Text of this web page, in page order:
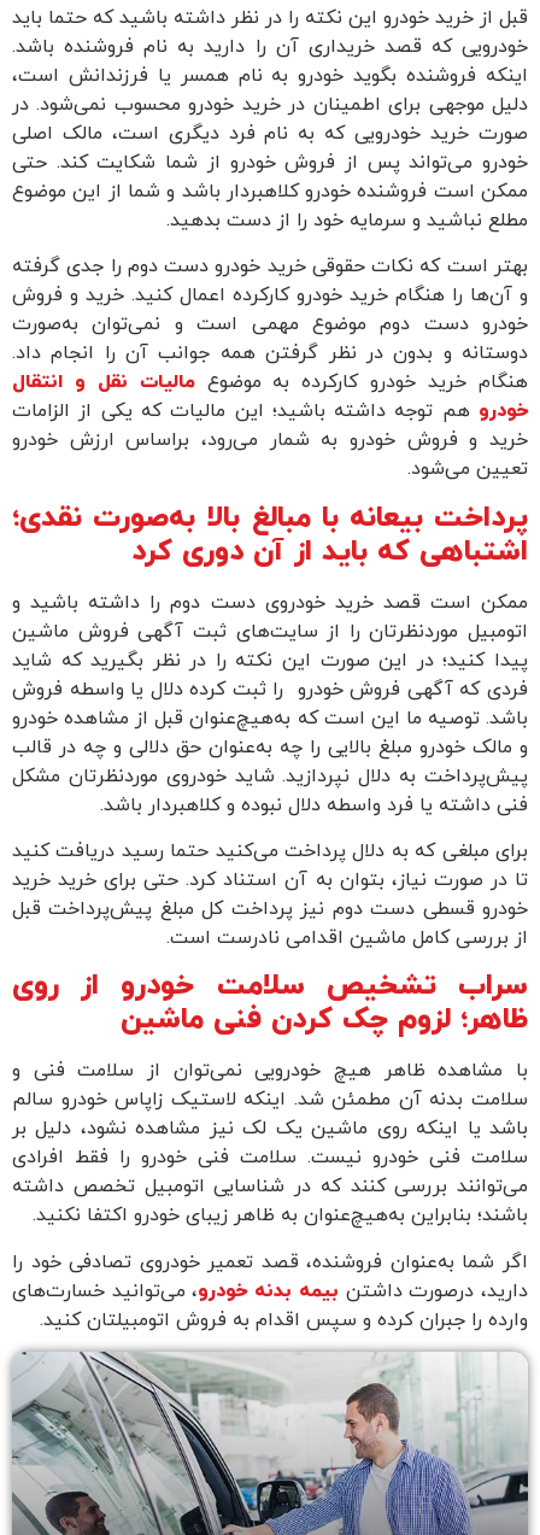
از خرید خودرو این نکته را در نظر داشته باشید که حتما باید
که قصد خریداری آن را دارید به نام فروشنده باشد.
فروشنده بگوید خودرو به نام همسر یا فرزندانش است،
موجهی برای اطمینان در خرید خودرو محسوب نمی‌شود. در
خرید خودرویی که به نام فرد دیگری است، مالک اصلی
می‌تواند پس از فروش خودرو از شما شکایت کند. حتی
است فروشنده خودرو کلاهبردار باشد و شما از این موضوع
نباشید و سرمایه خود را از دست بدهید.
است که نکات حقوقی خرید خودرو دست دوم را جدی گرفته
آن‌ها را هنگام خرید خودرو کارکرده اعمال کنید. خرید و فروش
دست دوم موضوع مهمی است و نمی‌توان به‌صورت
و بدون در نظر گرفتن همه جوانب آن را انجام داد.
خرید خودرو کارکرده به موضوعمالیات نقل و انتقال
هم توجه داشته باشید؛ این مالیات که یکی از الزامات
و فروش خودرو به شمار می‌رود، براساس ارزش خودرو
می‌شود.
بیعانه با مبالغ بالا به‌صورت نقدی؛
که باید از آن دوری کرد
است قصد خرید خودروی دست دوم را داشته باشید و
موردنظرتان را از سایت‌های ثبت آگهی فروش ماشین
کنید؛ در این صورت این نکته را در نظر بگیرید که شاید
که آگهی فروش خودرو را ثبت کرده دلال یا واسطه فروش
توصیه ما این است که به‌هیچ‌عنوان قبل از مشاهده خودرو
مالک خودرو مبلغ بالایی را چه به‌عنوان حق دلالی و چه در قالب
به دلال نپردازید. شاید خودروی مورد‌نظرتان مشکل
داشته یا فرد واسطه دلال نبوده و کلاهبردار باشد.
مبلغی که به دلال پرداخت می‌کنید حتما رسید دریافت کنید
در صورت نیاز، بتوان به آن استناد کرد. حتی برای خرید خرید
قسطی دست دوم نیز پرداخت کل مبلغ پیش‌پرداخت قبل
بررسی کامل ماشین اقدامی نادرست است.
تشخیص سلامت خودرو از روی
لزوم چک کردن فنی ماشین
مشاهده ظاهر هیچ خودرویی نمی‌توان از سلامت فنی و
بدنه آن مطمئن شد. اینکه لاستیک زاپاس خودرو سالم
یا اینکه روی ماشین یک لک نیز مشاهده نشود، دلیل بر
فنی خودرو نیست. سلامت فنی خودرو را فقط افرادی
بررسی کنند که در شناسایی اتومبیل تخصص داشته
بنابراین به‌هیچ‌عنوان به ظاهر زیبای خودرو اکتفا نکنید.
شما به‌عنوان فروشنده، قصد تعمیر خودروی تصادفی خود را
در‌صورت داشتنبیمه بدنه خودرو، می‌توانید خسارت‌های
را جبران کرده و سپس اقدام به فروش اتومبیلتان کنید.